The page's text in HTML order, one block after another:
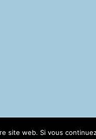
site web. Si vous